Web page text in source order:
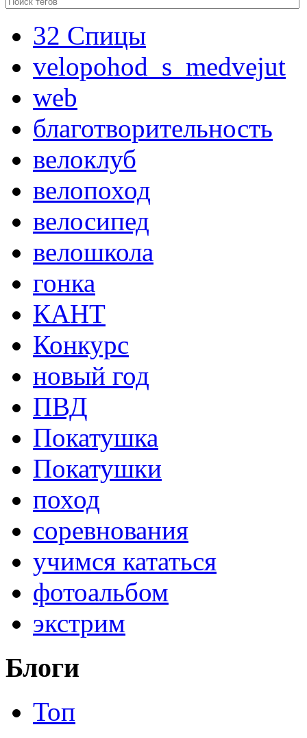
32 Спицы
velopohod_s_medvejut
web
благотворительность
велоклуб
велопоход
велосипед
велошкола
гонка
КАНТ
Конкурс
новый год
ПВД
Покатушка
Покатушки
поход
соревнования
учимся кататься
фотоальбом
экстрим
Блоги
Топ